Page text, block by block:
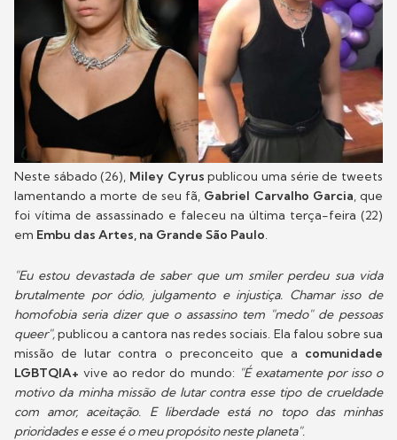
Neste sábado (26), Miley Cyrus publicou uma série de tweets
lamentando a morte de seu fã, Gabriel Carvalho Garcia, que
foi vítima de assassinado e faleceu na última terça-feira (22)
em Embu das Artes, na Grande São Paulo.
"Eu estou devastada de saber que um smiler perdeu sua vida
brutalmente por ódio, julgamento e injustiça. Chamar isso de
homofobia seria dizer que o assassino tem "medo" de pessoas
queer",publicou a cantora nas redes sociais. Ela falou sobre sua
missão de lutar contra o preconceito que a comunidade
LGBTQIA+ vive ao redor do mundo: "É exatamente por isso o
motivo da minha missão de lutar contra esse tipo de crueldade
com amor, aceitação. E liberdade está no topo das minhas
prioridades e esse é o meu propósito neste planeta".